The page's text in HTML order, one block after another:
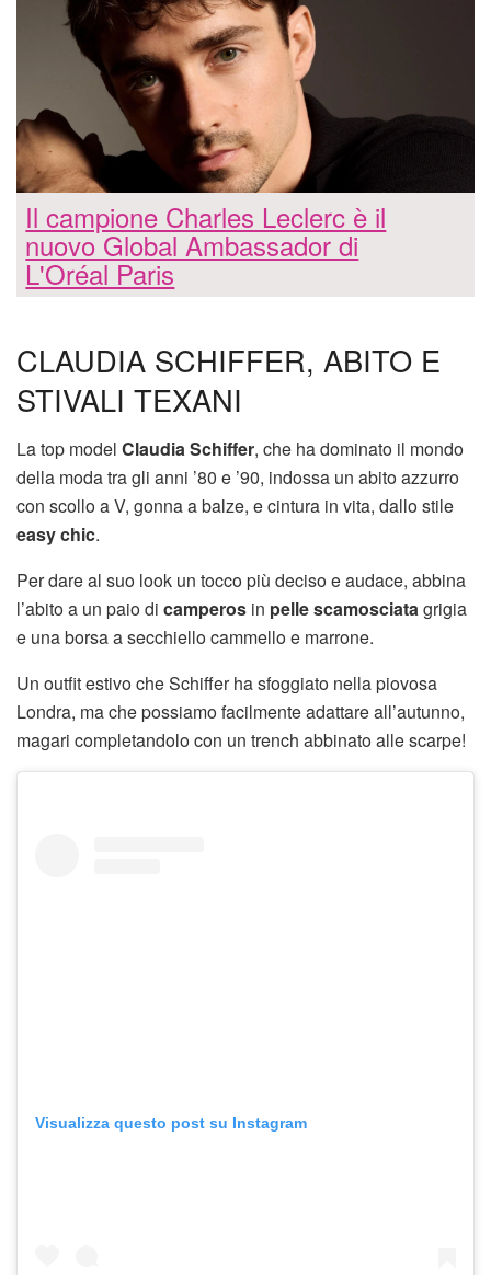
Il campione Charles Leclerc è il
nuovo Global Ambassador di
L'Oréal Paris
CLAUDIA SCHIFFER, ABITO E
STIVALI TEXANI
La top model Claudia Schiffer, che ha dominato il mondo
della moda tra gli anni ’80 e ’90, indossa un abito azzurro
con scollo a V, gonna a balze, e cintura in vita, dallo stile
easy chic.
Per dare al suo look un tocco più deciso e audace, abbina
l’abito a un paio di camperos in pelle scamosciata grigia
e una borsa a secchiello cammello e marrone.
Un outfit estivo che Schiffer ha sfoggiato nella piovosa
Londra, ma che possiamo facilmente adattare all’autunno,
magari completandolo con un trench abbinato alle scarpe!
Visualizza questo post su Instagram